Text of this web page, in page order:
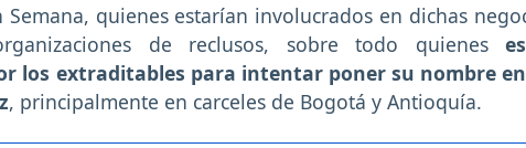
Semana, quienes estarían involucrados en dichas
de reclusos, sobre todo quienes
los extraditables para intentar poner su nombre
, principalmente en carceles de Bogotá y Antioquía.